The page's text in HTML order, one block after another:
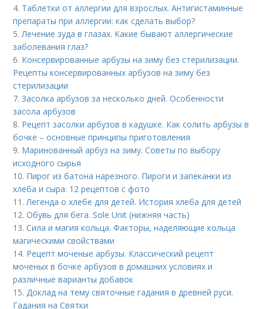
4. Таблетки от аллергии для взрослых. Антигистаминные
препараты при аллергии: как сделать выбор?
5.Лечение зуда в глазах. Какие бывают аллергические
заболевания глаз?
6. Консервированные арбузы на зиму без стерилизации.
Рецепты консервированных арбузов на зиму без
стерилизации
7.Засолка арбузов за несколько дней. Особенности
засола арбузов
8. Рецепт засолки арбузов в кадушке. Как солить арбузы в
бочке – основные принципы приготовления
9. Маринованный арбуз на зиму. Советы по выбору
исходного сырья
10. Пирог из батона нарезного. Пироги и запеканки из
хлеба и сыра: 12 рецептов с фото
11.Легенда о хлебе для детей. История хлеба для детей
12.Обувь для бега. Sole Unit (нижняя часть)
13.Сила и магия кольца. Факторы, наделяющие кольца
магическими свойствами
14. Рецепт моченые арбузы. Классический рецепт
моченых в бочке арбузов в домашних условиях и
различные варианты добавок
15.Доклад на тему святочные гадания в древней руси.
Гадания на Святки